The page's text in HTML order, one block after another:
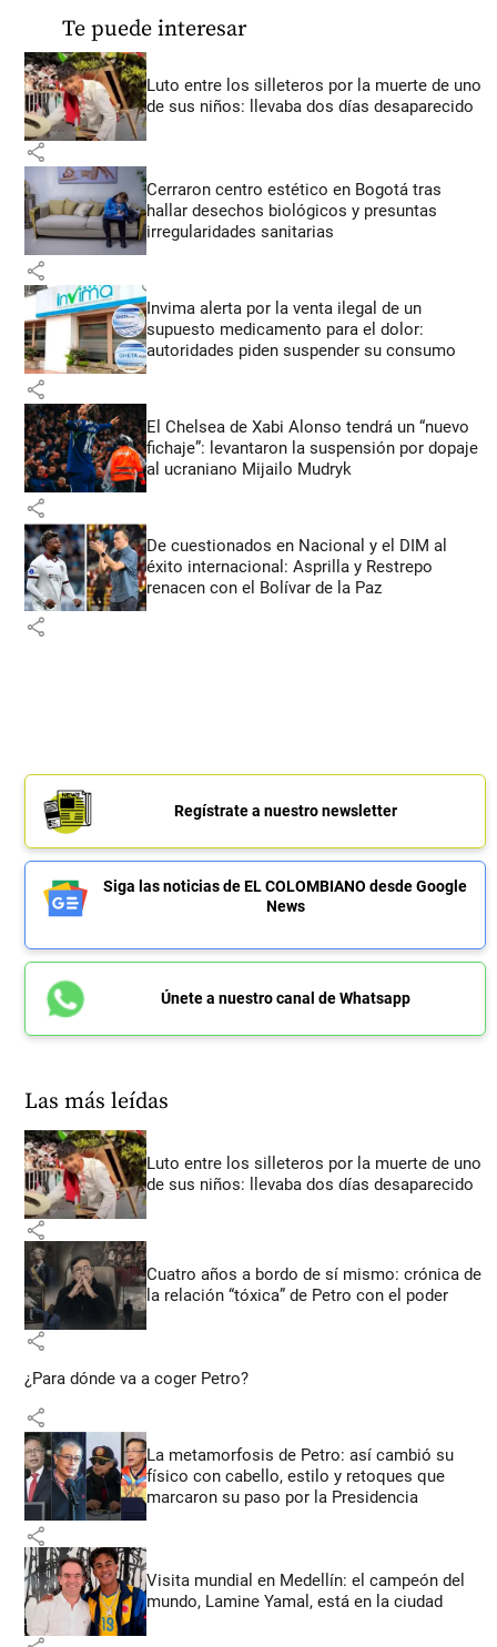
Te puede interesar
Luto entre los silleteros por la muerte de uno
de sus niños: llevaba dos días desaparecido
share
Cerraron centro estético en Bogotá tras
hallar desechos biológicos y presuntas
irregularidades sanitarias
share
Invima alerta por la venta ilegal de un
supuesto medicamento para el dolor:
autoridades piden suspender su consumo
share
El Chelsea de Xabi Alonso tendrá un “nuevo
fichaje”: levantaron la suspensión por dopaje
al ucraniano Mijailo Mudryk
share
De cuestionados en Nacional y el DIM al
éxito internacional: Asprilla y Restrepo
renacen con el Bolívar de la Paz
share
Regístrate a nuestro newsletter
Siga las noticias de EL COLOMBIANO desde Google
News
Únete a nuestro canal de Whatsapp
Las más leídas
Luto entre los silleteros por la muerte de uno
de sus niños: llevaba dos días desaparecido
share
Cuatro años a bordo de sí mismo: crónica de
la relación “tóxica” de Petro con el poder
share
¿Para dónde va a coger Petro?
share
La metamorfosis de Petro: así cambió su
físico con cabello, estilo y retoques que
marcaron su paso por la Presidencia
share
Visita mundial en Medellín: el campeón del
mundo, Lamine Yamal, está en la ciudad